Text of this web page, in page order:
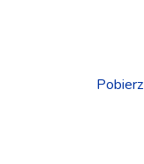
Pobierz